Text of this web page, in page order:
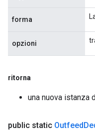
forma
opzioni
ritorna
una nuova istanza
public static Outfeed